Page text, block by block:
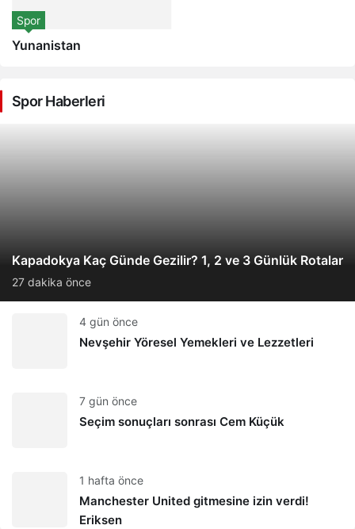
Spor
Yunanistan
Spor Haberleri
Kapadokya Kaç Günde Gezilir? 1, 2 ve 3 Günlük Rotalar
27 dakika önce
4 gün önce
Nevşehir Yöresel Yemekleri ve Lezzetleri
7 gün önce
Seçim sonuçları sonrası Cem Küçük
1 hafta önce
Manchester United gitmesine izin verdi!
Eriksen